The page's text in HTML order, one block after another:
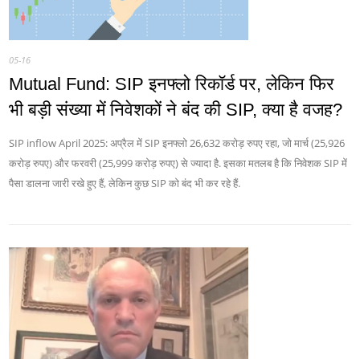
05-16
Mutual Fund: SIP इनफ्लो रिकॉर्ड पर, लेकिन फिर
भी बड़ी संख्या में निवेशकों ने बंद की SIP, क्या है वजह?
SIP inflow April 2025: अप्रैल में SIP इनफ्लो 26,632 करोड़ रुपए रहा, जो मार्च (25,926
करोड़ रुपए) और फरवरी (25,999 करोड़ रुपए) से ज्यादा है. इसका मतलब है कि निवेशक SIP में
पैसा डालना जारी रखे हुए हैं, लेकिन कुछ SIP को बंद भी कर रहे हैं.